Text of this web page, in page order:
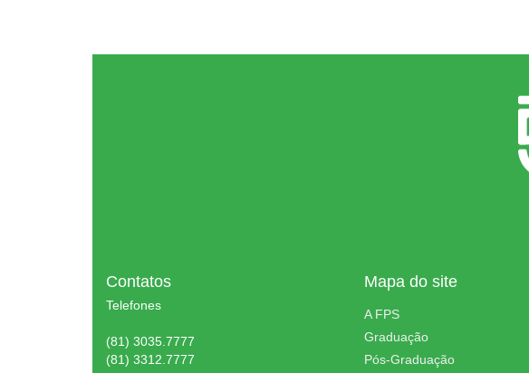
Contatos
Telefones
(81) 3035.7777
(81) 3312.7777
Mapa do site
A FPS
Graduação
Pós-Graduação